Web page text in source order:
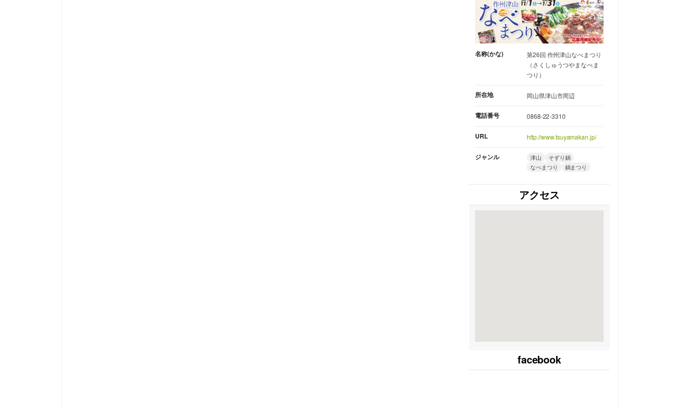
名称(かな)
第26回 作州津山なべまつり
（さくしゅうつやまなべま
つり）
所在地 岡山県津山市周辺
電話番号 0868-22-3310
URL http://www.tsuyamakan.jp/
ジャンル 津山
そずり鍋
なべまつり
鍋まつり
アクセス
facebook